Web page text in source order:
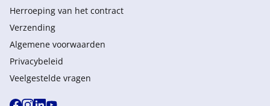
Herroeping van het contract
Verzending
Algemene voorwaarden
Privacybeleid
Veelgestelde vragen